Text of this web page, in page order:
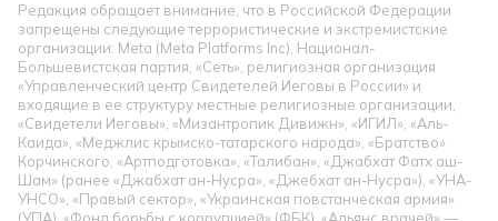
Редакция обращает внимание, что в Российской Федерации
запрещены следующие террористические и экстремистские
организации: Meta (Meta Platforms Inc), Национал-
Большевистская партия, «Сеть», религиозная организация
«Управленческий центр Свидетелей Иеговы в России» и
входящие в ее структуру местные религиозные организации,
«Свидетели Иеговы», «Мизантропик Дивижн», «ИГИЛ», «Аль-
Каида», «Меджлис крымско-татарского народа», «Братство»
Корчинского, «Артподготовка», «Талибан», «Джабхат Фатх аш-
Шам» (ранее «Джабхат ан-Нусра», «Джебхат ан-Нусра»), «УНА-
УНСО», «Правый сектор», «Украинская повстанческая армия»